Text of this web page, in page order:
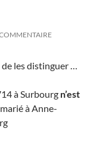
les distinguer …
à Surbourg n’est
marié à Anne-